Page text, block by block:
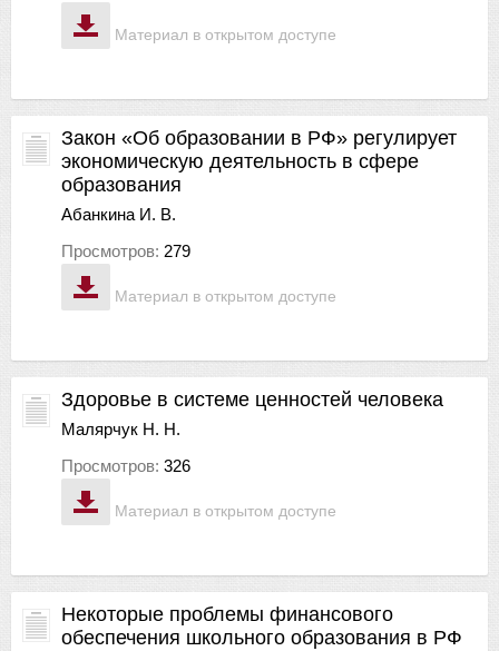
Материал в открытом доступе
Материал в открытом доступе
Закон «Об образовании в РФ» регулирует
экономическую деятельность в сфере
образования
Абанкина И. В.
Просмотров: 279
Материал в открытом доступе
Здоровье в системе ценностей человека
Малярчук Н. Н.
Просмотров: 326
Некоторые проблемы финансового
обеспечения школьного образования в РФ